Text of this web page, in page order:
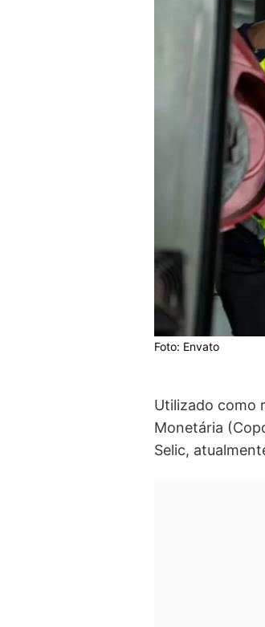
Foto: Envato
Utilizado como
Monetária
Selic,